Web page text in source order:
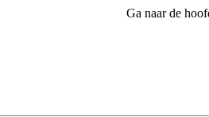
Ga naar de